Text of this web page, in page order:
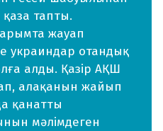
тапты.
жауап
украиндар отандық
алды. Қазір АҚШ
алақанын жайып
қанатты
мәлімдеген